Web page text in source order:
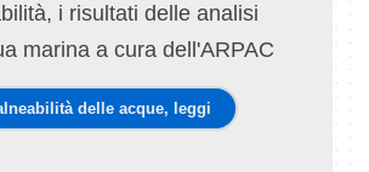
i risultati delle analisi
marina a cura dell'ARPAC
delle acque, leggi